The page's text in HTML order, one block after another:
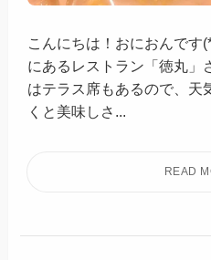
こんにちは！おにおんです
にあるレストラン「​徳丸」
はテラス席もあるので、天
くと美味しさ...